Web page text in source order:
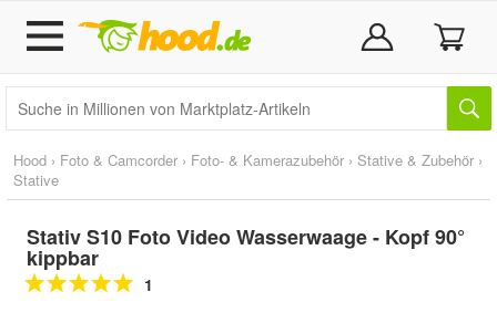
Hood › Foto & Camcorder › Foto- & Kamerazubehör › Stative & Zubehör ›
Stative
Stativ S10 Foto Video Wasserwaage - Kopf 90°
kippbar
1